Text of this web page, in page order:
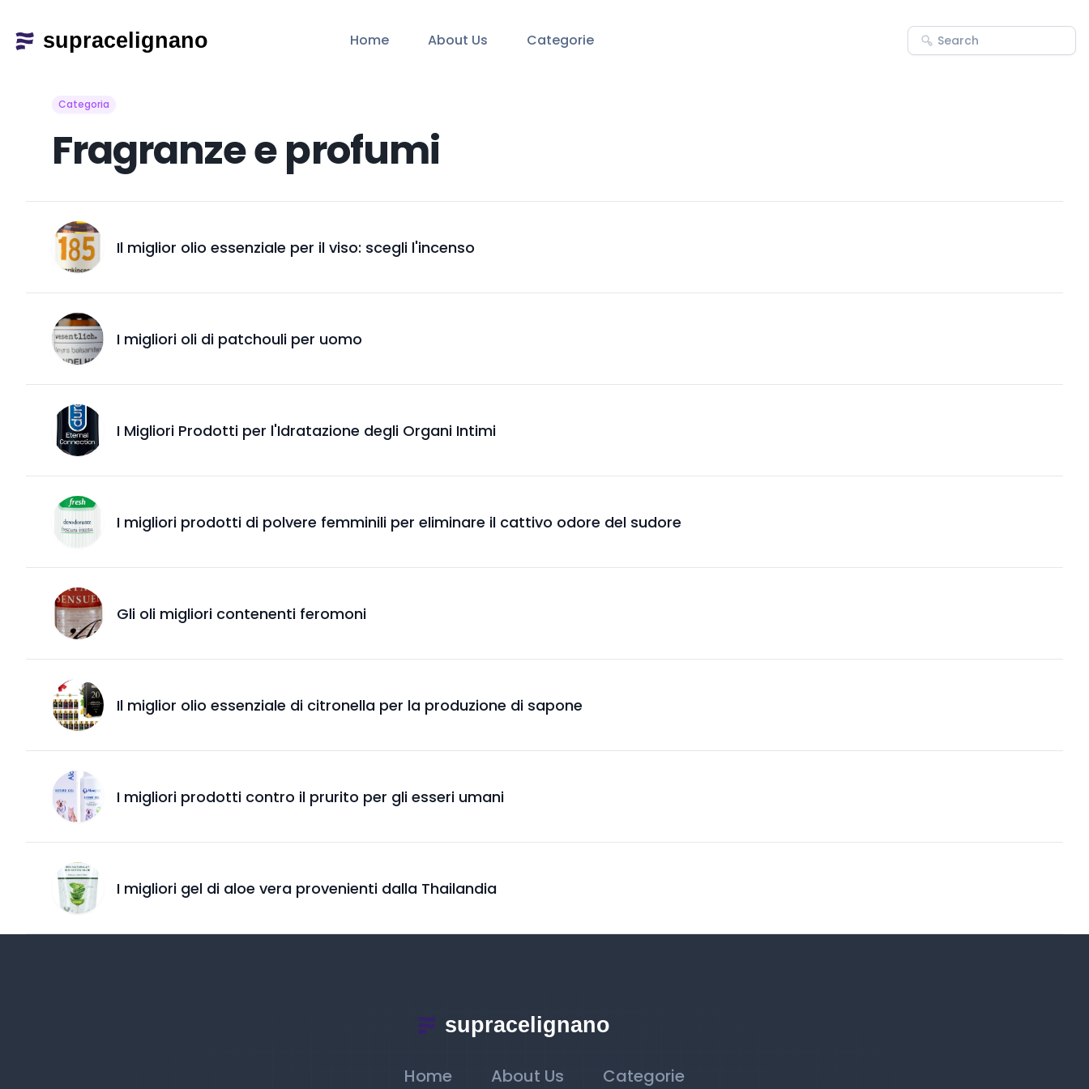
Home About Us Categorie
Categoria
Fragranze e profumi
Il miglior olio essenziale per il viso: scegli l'incenso
I migliori oli di patchouli per uomo
I Migliori Prodotti per l'Idratazione degli Organi Intimi
I migliori prodotti di polvere femminili per eliminare il cattivo odore del sudore
Gli oli migliori contenenti feromoni
Il miglior olio essenziale di citronella per la produzione di sapone
I migliori prodotti contro il prurito per gli esseri umani
I migliori gel di aloe vera provenienti dalla Thailandia
Home About Us Categorie